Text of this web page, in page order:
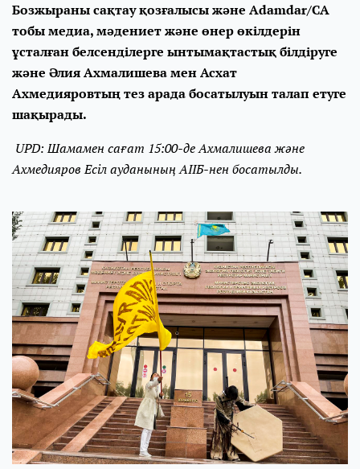
Бозжыраны сақтау қозғалысы және Adamdar/CA
тобы медиа, мәдениет және өнер өкілдерін
ұсталған белсенділерге ынтымақтастық білдіруге
және Әлия Ахмалишева мен Асхат
Ахмедияровтың тез арада босатылуын талап етуге
шақырады.
UPD: Шамамен сағат 15:00-де Ахмалишева және
Ахмедияров Есіл ауданының АІІБ-нен босатылды.